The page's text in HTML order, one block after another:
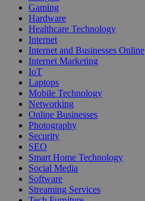
Gaming
Hardware
Healthcare Technology
Internet
Internet and Businesses Online
Internet Marketing
IoT
Laptops
Mobile Technology
Networking
Online Businesses
Photography
Security
SEO
Smart Home Technology
Social Media
Software
Streaming Services